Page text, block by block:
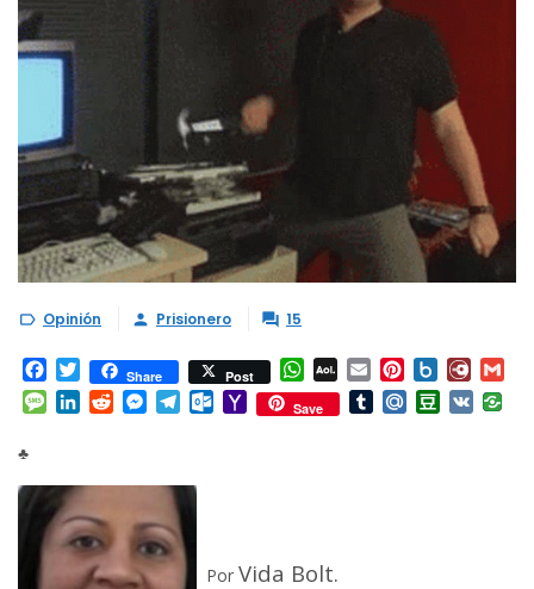
 Opinión  Prisionero  15
Facebook
TwitterShare Post WhatsApp
AOL
Mail
Email Pinterest
Box.net
Message
LinkedIn
RedditMessenger
Telegram
Outlook.com
Yahoo
Mail
Save TumblrMail.RuDouban
VK
♣
Por Vida Bolt.